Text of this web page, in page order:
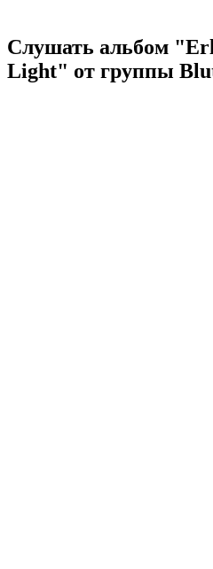
Слушать альбом
Light" от группы